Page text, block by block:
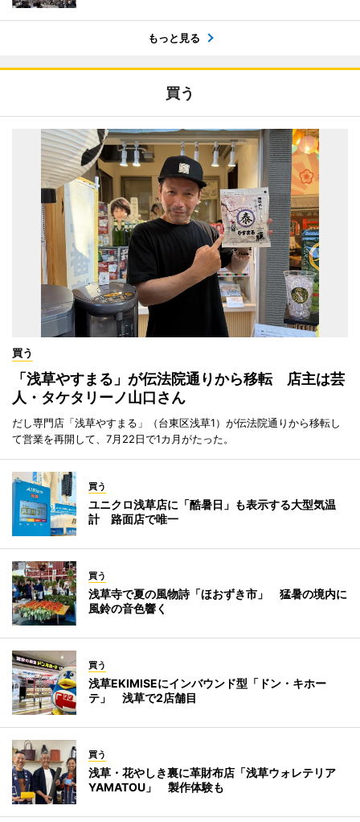
もっと見る
買う
買う
「浅草やすまる」が伝法院通りから移転 店主は芸
人・タケタリーノ山口さん
だし専門店「浅草やすまる」（台東区浅草1）が伝法院通りから移転し
て営業を再開して、7月22日で1カ月がたった。
買う
ユニクロ浅草店に「酷暑日」も表示する大型気温
計 路面店で唯一
買う
浅草寺で夏の風物詩「ほおずき市」 猛暑の境内に
風鈴の音色響く
買う
浅草EKIMISEにインバウンド型「ドン・キホー
テ」 浅草で2店舗目
買う
浅草・花やしき裏に革財布店「浅草ウォレテリア
YAMATOU」 製作体験も